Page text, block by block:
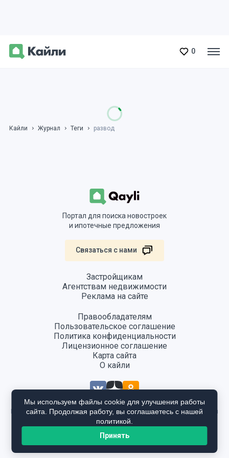
0
Кайли Журнал Теги развод
Портал для поиска новостроек
и ипотечные предложения
Связаться с нами
Застройщикам
Агентствам недвижимости
Реклама на сайте
Правообладателям
Пользовательское соглашение
Политика конфиденциальности
Лицензионное соглашение
Карта сайта
О кайли
Информация, размещенная на сайте, не является публичной офертой
и предоставляется в ознакомительных целях. Для получения
подробной информации общайтесь в отдел продаж застройщика.
Мы используем файлы cookie для улучшения работы
сайта. Продолжая работу, вы соглашаетесь с нашей
политикой.
Принять